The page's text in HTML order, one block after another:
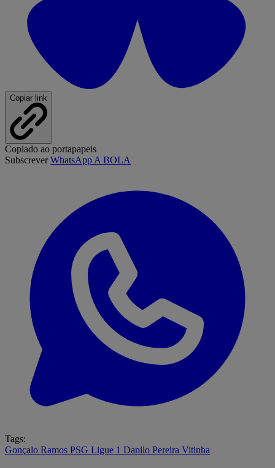
Copiar link
Copiado ao portapapeis
SubscreverWhatsApp A BOLA
Tags:
Gonçalo Ramos PSG Ligue 1 Danilo Pereira Vitinha